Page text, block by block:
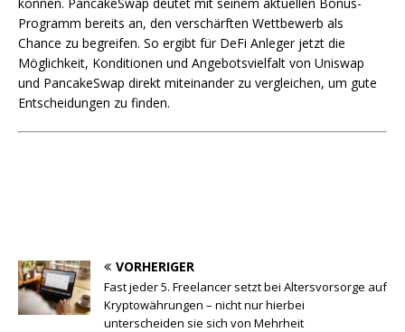
Programm bereits an, den verschärften Wettbewerb als
Chance zu begreifen. So ergibt für DeFi Anleger jetzt die
Möglichkeit, Konditionen und Angebotsvielfalt von Uniswap
und PancakeSwap direkt miteinander zu vergleichen, um gute
Entscheidungen zu finden.
VORHERIGER
Fast jeder 5. Freelancer setzt bei Altersvorsorge auf
Kryptowährungen – nicht nur hierbei
unterscheiden sie sich von Mehrheit